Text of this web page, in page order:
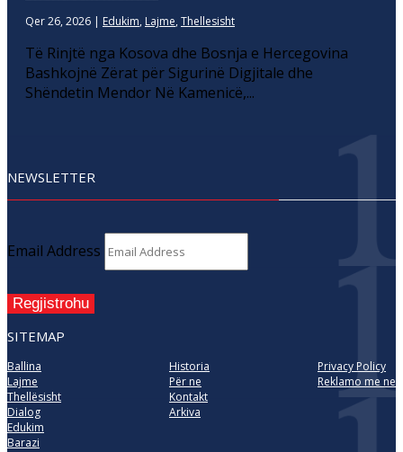
Qer 26, 2026 | Edukim, Lajme, Thellesisht
Të Rinjtë nga Kosova dhe Bosnja e Hercegovina
Bashkojnë Zërat për Sigurinë Digjitale dhe
Shëndetin Mendor Në Kamenicë,...
NEWSLETTER
Email Address
Regjistrohu
SITEMAP
Ballina
Lajme
Thellësisht
Dialog
Edukim
Barazi
Historia
Për ne
Kontakt
Arkiva
Privacy Policy
Reklamo me ne